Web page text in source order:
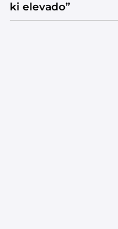
ki elevado”